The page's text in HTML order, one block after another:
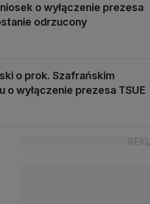
o wyłączenie prezesa
odrzucony
o prok. Szafrańskim
o wyłączenie prezesa TSUE